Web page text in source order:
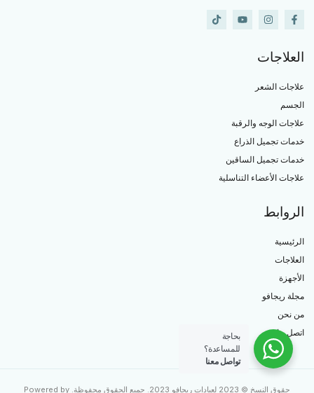
العلاجات
علاجات الشعر
الجسم
علاجات الوجه والرقبة
خدمات تجميل الذراع
خدمات تجميل الساقين
علاجات الأعضاء التناسلية
الروابط
الرئيسية
العلاجات
الأجهزة
مجلة ريجافو
من نحن
اتصل بنا
حقوق النسخ © 2023 لعيادات ريجافو 2023. جميع الحقوق محفوظة. Powered by
بحاجة
للمساعدة؟
تواصل معنا